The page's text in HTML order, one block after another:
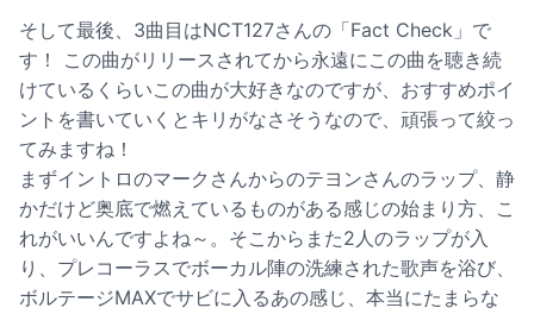
そして最後、3曲目はNCT127さんの「Fact Check」で
す！ この曲がリリースされてから永遠にこの曲を聴き続
けているくらいこの曲が大好きなのですが、おすすめポイ
ントを書いていくとキリがなさそうなので、頑張って絞っ
てみますね！
まずイントロのマークさんからのテヨンさんのラップ、静
かだけど奥底で燃えているものがある感じの始まり方、こ
れがいいんですよね～。そこからまた2人のラップが入
り、プレコーラスでボーカル陣の洗練された歌声を浴び、
ボルテージMAXでサビに入るあの感じ、本当にたまらな